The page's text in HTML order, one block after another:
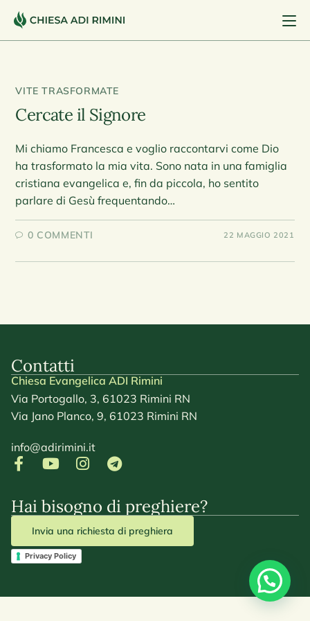
VITE TRASFORMATE
Cercate il Signore
Mi chiamo Francesca e voglio raccontarvi come Dio
ha trasformato la mia vita. Sono nata in una famiglia
cristiana evangelica e, fin da piccola, ho sentito
parlare di Gesù frequentando…
0 COMMENTI 22 MAGGIO 2021
Contatti
Chiesa Evangelica ADI Rimini
Via Portogallo, 3, 61023 Rimini RN
Via Jano Planco, 9, 61023 Rimini RN
info@adirimini.it
Hai bisogno di preghiere?
Invia una richiesta di preghiera
Privacy Policy